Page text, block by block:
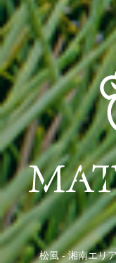
松風 - 湘南エリ